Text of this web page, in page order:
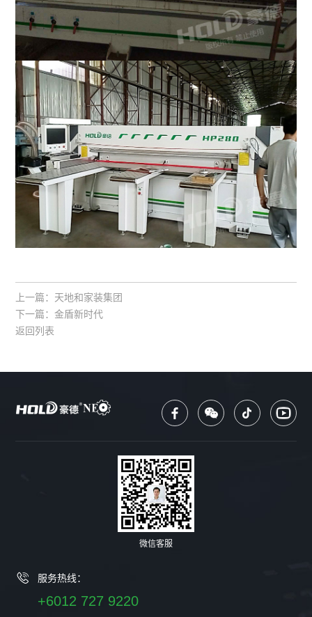
上一篇： 天地和家装集团
返回列表
下一篇：金盾新时代
微信客服
服务热线：
+6012 727 9220